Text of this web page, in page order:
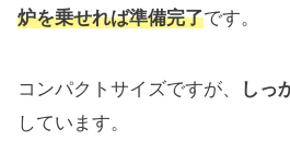
炉を乗せれば準備完了です。
コンパクトサイズですが、
しっ
しています。